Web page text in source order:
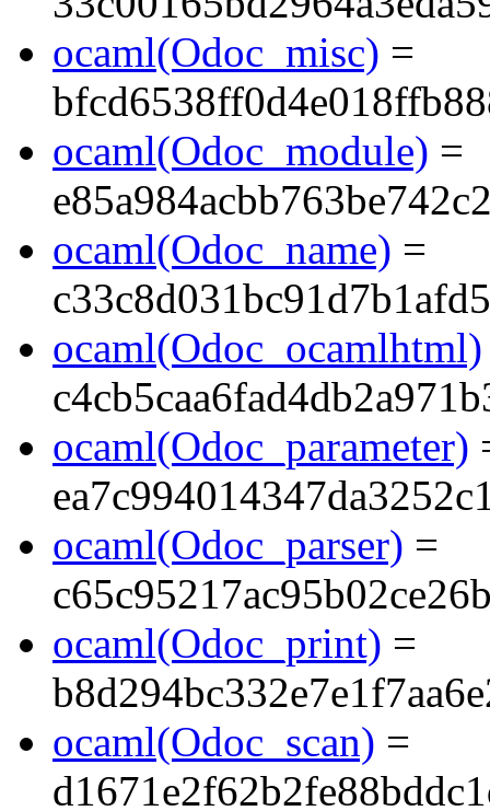
ocaml(Odoc_misc) =
ocaml(Odoc_module) =
ocaml(Odoc_name) =
ocaml(Odoc_ocamlhtml)
ocaml(Odoc_parameter)
ocaml(Odoc_parser) =
ocaml(Odoc_print) =
ocaml(Odoc_scan) =